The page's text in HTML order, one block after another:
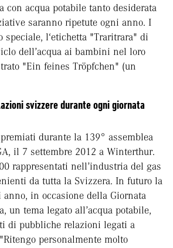
con acqua potabile tanto desiderata
saranno ripetute ogni anno. I
l‘etichetta "Traritrara" di
dell’acqua ai bambini nel loro
"Ein feines Tröpfchen" (un
svizzere durante ogni giornata
durante la 139° assemblea
il 7 settembre 2012 a Winterthur.
rappresentati nell’industria del gas
da tutta la Svizzera. In futuro la
anno, in occasione della Giornata
un tema legato all’acqua potabile,
di pubbliche relazioni legati a
personalmente molto